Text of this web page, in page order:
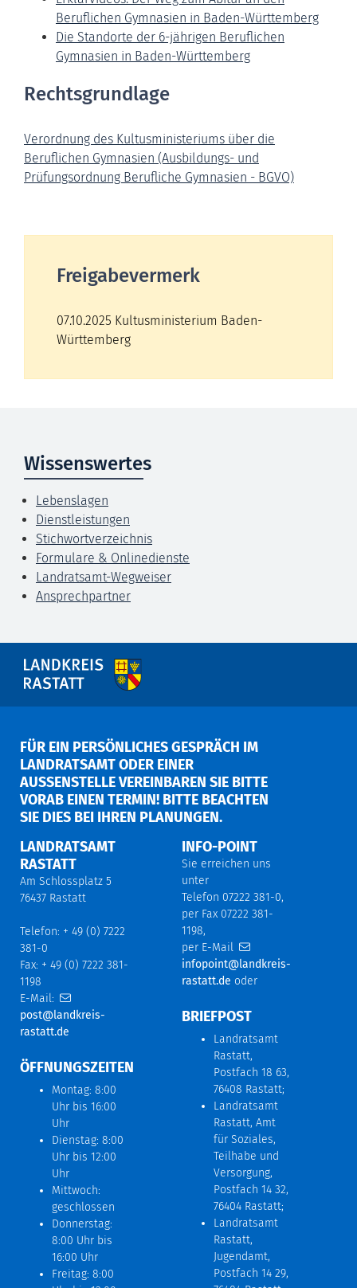
Beruflichen Gymnasien in Baden-Württemberg
Die Standorte der 6-jährigen Beruflichen
Gymnasien in Baden-Württemberg
Rechtsgrundlage
Verordnung des Kultusministeriums über die
Beruflichen Gymnasien (Ausbildungs- und
Prüfungsordnung Berufliche Gymnasien - BGVO)
Freigabevermerk
07.10.2025 Kultusministerium Baden-
Württemberg
Wissenswertes
Lebenslagen
Dienstleistungen
Stichwortverzeichnis
Formulare & Onlinedienste
Landratsamt-Wegweiser
Ansprechpartner
FÜR EIN PERSÖNLICHES GESPRÄCH IM
LANDRATSAMT ODER EINER
AUSSENSTELLE VEREINBAREN SIE BITTE V
ORAB EINEN TERMIN! BITTE BEACHTEN S
IE DIES BEI IHREN PLANUNGEN.
LANDRATSAMT
RASTATT
Am Schlossplatz 5
76437 Rastatt
Telefon: + 49 (0) 7222
381-0
Fax: + 49 (0) 7222 381-
1198
E-Mail:
post@landkreis-
rastatt.de
ÖFFNUNGSZEITEN
Montag: 8:00
Uhr bis 16:00
Uhr
Dienstag: 8:00
Uhr bis 12:00
Uhr
Mittwoch:
geschlossen
Donnerstag:
8:00 Uhr bis
16:00 Uhr
Freitag: 8:00
INFO-POINT
Sie erreichen uns
unter
Telefon 07222 381-0,
per Fax 07222 381-
1198,
per E-Mail
infopoint@landkreis-
rastatt.de oder
BRIEFPOST
Landratsamt
Rastatt,
Postfach 18 63,
76408 Rastatt;
Landratsamt
Rastatt, Amt
für Soziales,
Teilhabe und
Versorgung,
Postfach 14 32,
76404 Rastatt;
Landratsamt
Rastatt,
Jugendamt,
Postfach 14 29,